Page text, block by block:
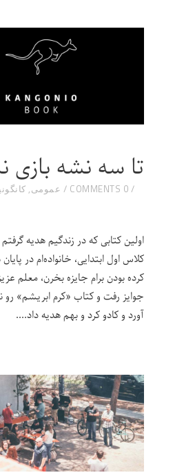
تا سه نشه بازی
عمومی, 0 COMMENTS
اولین کتابی که در زندگیم هدیه
کلاس اول ابتدایی، خانواده‌ام در
کرده بودن برام جایزه بخرن، معلم‌
جوایز رفت و کتاب «کرم ابریشم» رو
آورد و کادو کرد و بهم هدیه داد.